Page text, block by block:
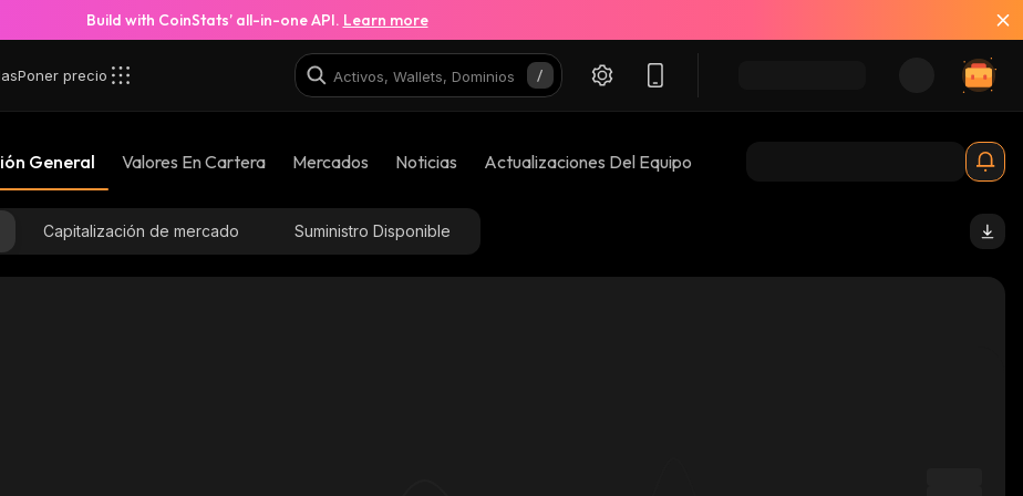
Build with CoinStats’ all-in-one API. Learn more
Poner precio
GyUXfdRNRDkAzEqTKs2jX2evPFPnGajEsa2xMRdNyptZ_solana
General Valores En Cartera Mercados Noticias Actualizaciones Del Equipo
Capitalización de mercado Suministro Disponible